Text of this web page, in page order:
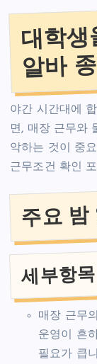
대학
알바
야간 시간대에
면, 매장 근무와
악하는 것이 중
근무조건 확인
주요 밤
세부항목
매장 근무
운영이 흔
필요가 큽